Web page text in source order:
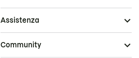
Assistenza
Community